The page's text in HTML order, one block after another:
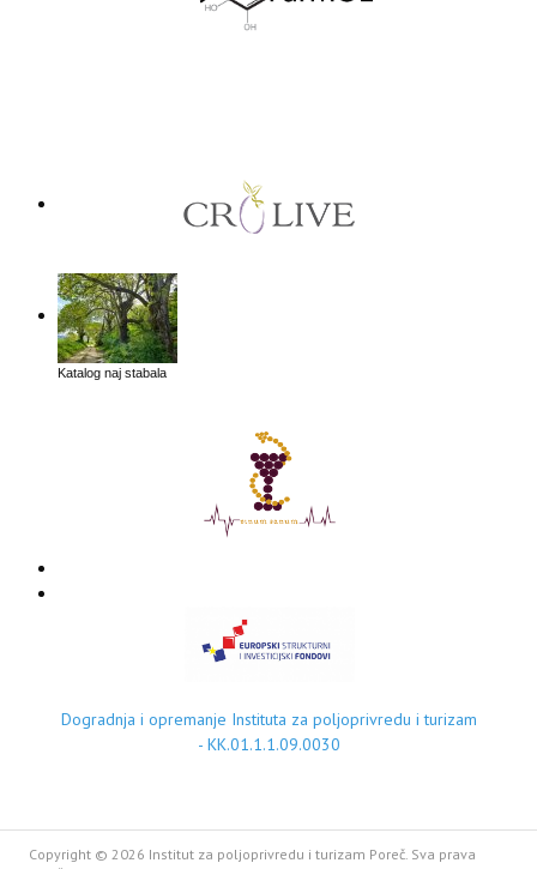
Katalog naj stabala
Dogradnja i opremanje Instituta za poljoprivredu i turizam
- KK.01.1.1.09.0030
Copyright © 2026 Institut za poljoprivredu i turizam Poreč. Sva prava